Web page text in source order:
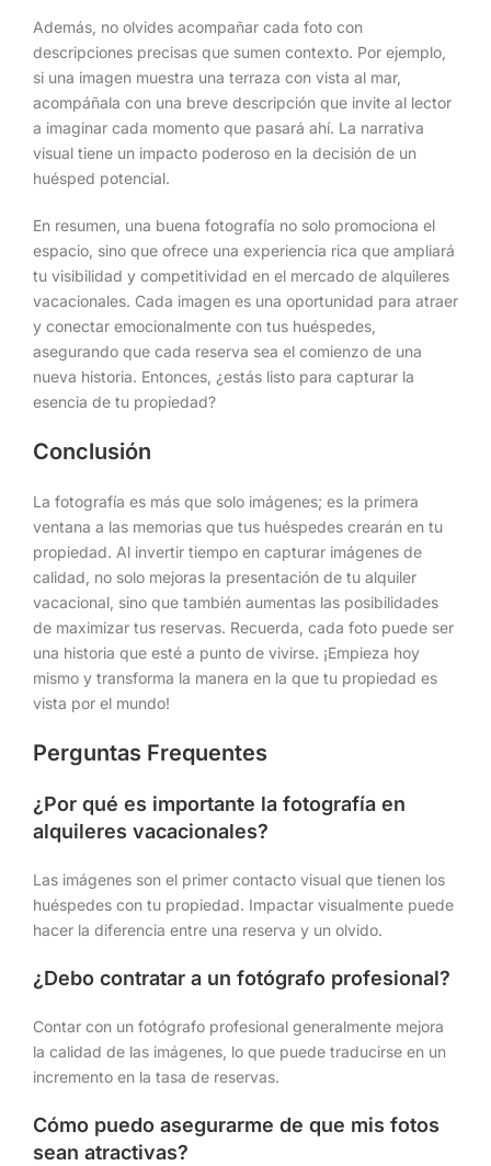
Además, no olvides acompañar cada foto con
descripciones precisas que sumen contexto. Por ejemplo,
si una imagen muestra una terraza con vista al mar,
acompáñala con una breve descripción que invite al lector
a imaginar cada momento que pasará ahí. La narrativa
visual tiene un impacto poderoso en la decisión de un
huésped potencial.
En resumen, una buena fotografía no solo promociona el
espacio, sino que ofrece una experiencia rica que ampliará
tu visibilidad y competitividad en el mercado de alquileres
vacacionales. Cada imagen es una oportunidad para atraer
y conectar emocionalmente con tus huéspedes,
asegurando que cada reserva sea el comienzo de una
nueva historia. Entonces, ¿estás listo para capturar la
esencia de tu propiedad?
Conclusión
La fotografía es más que solo imágenes; es la primera
ventana a las memorias que tus huéspedes crearán en tu
propiedad. Al invertir tiempo en capturar imágenes de
calidad, no solo mejoras la presentación de tu alquiler
vacacional, sino que también aumentas las posibilidades
de maximizar tus reservas. Recuerda, cada foto puede ser
una historia que esté a punto de vivirse. ¡Empieza hoy
mismo y transforma la manera en la que tu propiedad es
vista por el mundo!
Perguntas Frequentes
¿Por qué es importante la fotografía en
alquileres vacacionales?
Las imágenes son el primer contacto visual que tienen los
huéspedes con tu propiedad. Impactar visualmente puede
hacer la diferencia entre una reserva y un olvido.
¿Debo contratar a un fotógrafo profesional?
Contar con un fotógrafo profesional generalmente mejora
la calidad de las imágenes, lo que puede traducirse en un
incremento en la tasa de reservas.
Cómo puedo asegurarme de que mis fotos
sean atractivas?